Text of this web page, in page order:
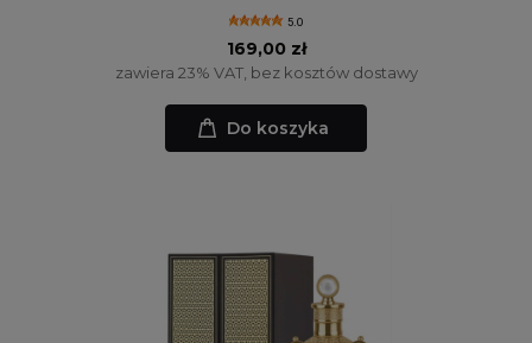
5.0
169,00 zł
zawiera 23% VAT, bez kosztów dostawy
Do koszyka